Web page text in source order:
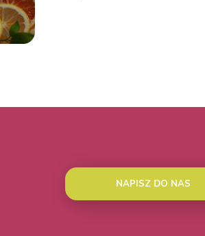
NAPISZ DO NAS